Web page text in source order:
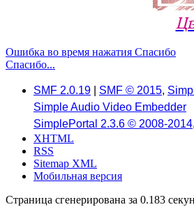
Ошибка во время нажатия Спасибо
Спасибо...
SMF 2.0.19 SMF © 2015,
Simple Audio Video Embedder
SimplePortal 2.3.6 © 2008-
XHTML
RSS
Sitemap XML
Мобильная версия
Страница сгенерирована за 0.183